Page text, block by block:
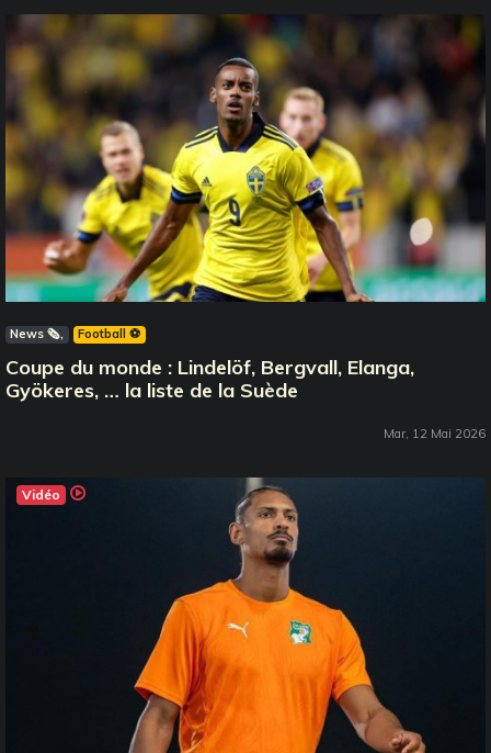
News 🗞️ Football ⚽️
Coupe du monde : Lindelöf, Bergvall, Elanga,
Gyökeres, … la liste de la Suède
Mar, 12 Mai 2026
Vidéo